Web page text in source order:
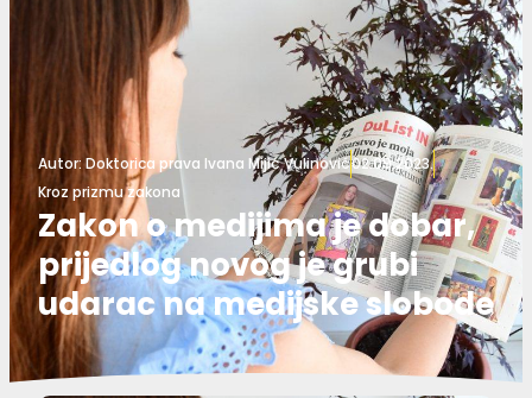
Autor:Doktorica prava Ivana Mijić Vulinović02.09.2023.
Kroz prizmu zakona
Zakon o medijima je dobar,
prijedlog novog je grubi
udarac na medijske slobode